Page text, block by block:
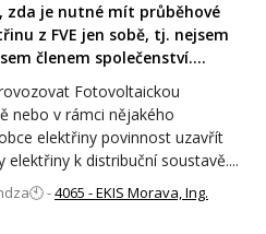
zda je nutné mít průběhové
z FVE jen sobě, tj. nejsem
členem společenství....
Fotovoltaickou
nebo v rámci nějakého
elektřiny povinnost uzavřít
k distribuční soustavě....
-4065 - EKIS Morava, Ing.